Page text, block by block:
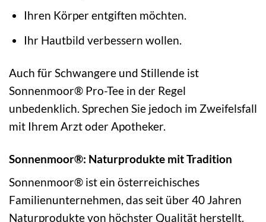
Ihren Körper entgiften möchten.
Ihr Hautbild verbessern wollen.
Auch für Schwangere und Stillende ist
Sonnenmoor® Pro-Tee in der Regel
unbedenklich. Sprechen Sie jedoch im Zweifelsfall
mit Ihrem Arzt oder Apotheker.
Sonnenmoor®: Naturprodukte mit Tradition
Sonnenmoor® ist ein österreichisches
Familienunternehmen, das seit über 40 Jahren
Naturprodukte von höchster Qualität herstellt.